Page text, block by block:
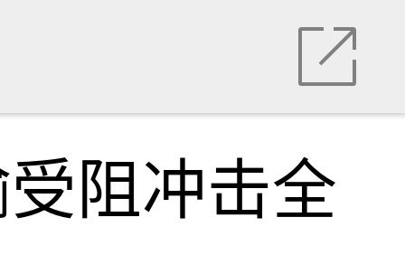
阻冲击全